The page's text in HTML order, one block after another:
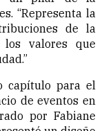
“Representa la
de la
los valores que
capítulo para el
de eventos en
por Fabiane